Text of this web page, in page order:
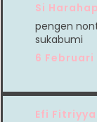
Si Harahap
pengen
sukabumi
6 Februari
Efi